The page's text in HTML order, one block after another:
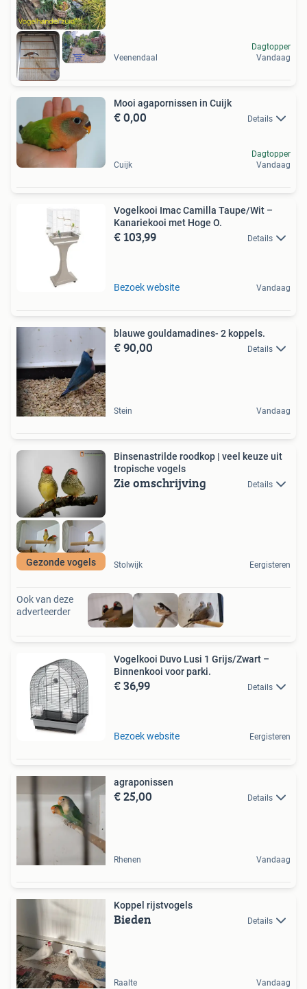
Veenendaal
Dagtopper
Vandaag
Mooi agapornissen in Cuijk
€ 0,00 Details
Cuijk
Dagtopper
Vandaag
Vogelkooi Imac Camilla Taupe/Wit –
Kanariekooi met Hoge O.
€ 103,99 Details
Bezoek website Vandaag
blauwe gouldamadines- 2 koppels.
€ 90,00 Details
Stein Vandaag
Gezonde vogels
Binsenastrilde roodkop | veel keuze uit
tropische vogels
Zie omschrijving Details
Stolwijk Eergisteren
Ook van deze
adverteerder
Vogelkooi Duvo Lusi 1 Grijs/Zwart –
Binnenkooi voor parki.
€ 36,99 Details
Bezoek website Eergisteren
agraponissen
€ 25,00 Details
Rhenen Vandaag
Koppel rijstvogels
Bieden Details
Raalte Vandaag